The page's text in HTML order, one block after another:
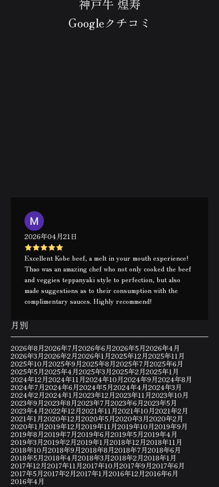
神戸牛 煌寿
Googleクチコミ
2026年04月21日
Excellent Kobe beef, a melt in your mouth experience!
Thao was an amazing chef who not only cooked the beef
and veggies teppanyaki style to perfection, but also
made suggestions as to their consumption with the
complimentary sauces. Highly recommend!
月別
2026年8月2026年7月2026年6月2026年5月2026年4月
2026年3月2026年2月2026年1月2025年12月2025年11月
2025年10月2025年9月2025年8月2025年7月2025年6月
2025年5月2025年4月2025年3月2025年2月2025年1月
2024年12月2024年11月2024年10月2024年9月2024年8月
2024年7月2024年6月2024年5月2024年4月2024年3月
2024年2月2024年1月2023年12月2023年11月2023年10月
2023年9月2023年8月2023年7月2023年6月2023年5月
2023年4月2022年12月2021年11月2021年10月2021年2月
2021年1月2020年12月2020年5月2020年3月2020年2月
2020年1月2019年12月2019年11月2019年10月2019年9月
2019年8月2019年7月2019年6月2019年5月2019年4月
2019年3月2019年2月2019年1月2018年12月2018年11月
2018年10月2018年9月2018年8月2018年7月2018年6月
2018年5月2018年4月2018年3月2018年2月2018年1月
2017年12月2017年11月2017年10月2017年9月2017年6月
2017年5月2017年2月2017年1月2016年12月2016年6月
2016年4月